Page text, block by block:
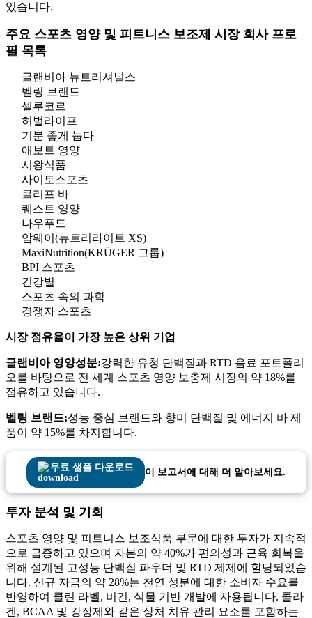
있습니다.
주요 스포츠 영양 및 피트니스 보조제 시장 회사 프로
필 목록
글랜비아 뉴트리셔널스
벨링 브랜드
셀루코르
허벌라이프
기분 좋게 눕다
애보트 영양
시왕식품
사이토스포츠
클리프 바
퀘스트 영양
나우푸드
암웨이(뉴트리라이트 XS)
MaxiNutrition(KRÜGER 그룹)
BPI 스포츠
건강별
스포츠 속의 과학
경쟁자 스포츠
시장 점유율이 가장 높은 상위 기업
글랜비아 영양성분:강력한 유청 단백질과 RTD 음료 포트폴리
오를 바탕으로 전 세계 스포츠 영양 보충제 시장의 약 18%를
점유하고 있습니다.
벨링 브랜드:성능 중심 브랜드와 향미 단백질 및 에너지 바 제
품이 약 15%를 차지합니다.
무료 샘플 다운로드 이 보고서에 대해 더 알아보세요.
투자 분석 및 기회
스포츠 영양 및 피트니스 보조식품 부문에 대한 투자가 지속적
으로 급증하고 있으며 자본의 약 40%가 편의성과 근육 회복을
위해 설계된 고성능 단백질 파우더 및 RTD 제제에 할당되었습
니다. 신규 자금의 약 28%는 천연 성분에 대한 소비자 수요를
반영하여 클린 라벨, 비건, 식물 기반 개발에 사용됩니다. 콜라
겐, BCAA 및 강장제와 같은 상처 치유 관리 요소를 포함하는